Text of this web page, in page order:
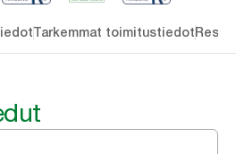
Tarkemmat toimitustiedot